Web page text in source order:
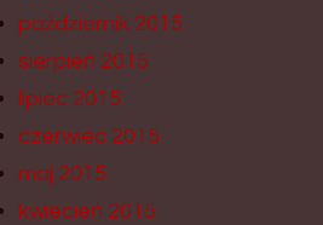
październik 2015
sierpień 2015
lipiec 2015
czerwiec 2015
maj 2015
kwiecień 2015